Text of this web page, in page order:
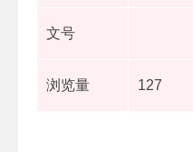
文号
浏览量 127